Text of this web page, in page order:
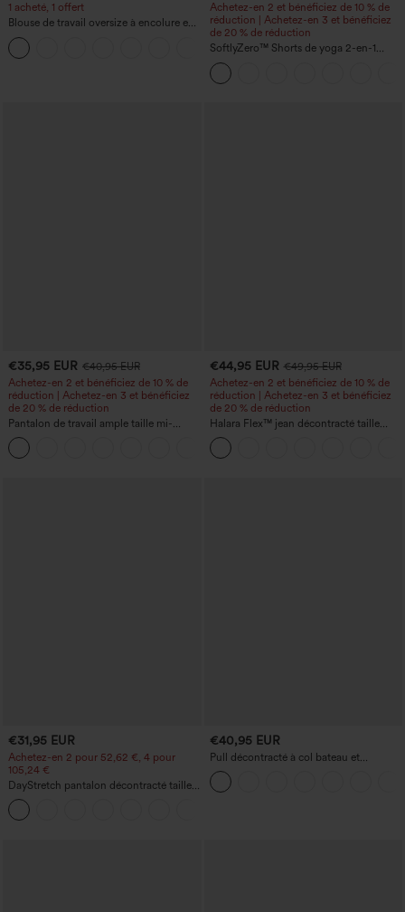
1 acheté, 1 offert
Blouse de travail oversize à encolure en
V, manches courtes, en tissu
anti‑froissage
+1
Achetez-en 2 et bénéficiez de 10 % de
réduction | Achetez-en 3 et bénéficiez
de 20 % de réduction
SoftlyZero™ Shorts de yoga 2-en-1
InstantCool, super taille haute, aérés, 5''
avec poches — longueur allongée
€35,95 EUR €40,95 EUR
Achetez-en 2 et bénéficiez de 10 % de
réduction | Achetez-en 3 et bénéficiez
de 20 % de réduction
Pantalon de travail ample taille mi-
haute, coupe « barrel » (jambe en forme
de tonneau) avec poches
€44,95 EUR €49,95 EUR
Achetez-en 2 et bénéficiez de 10 % de
réduction | Achetez-en 3 et bénéficiez
de 20 % de réduction
Halara Flex™ jean décontracté taille
haute, large, avec poches, ourlet
retroussé et effet délavé
€31,95 EUR
Achetez-en 2 pour 52,62 €, 4 pour
105,24 €
DayStretch pantalon décontracté taille
haute à jambe en forme de tonneau
avec poches
€40,95 EUR
Pull décontracté à col bateau et
manches chauve-souris